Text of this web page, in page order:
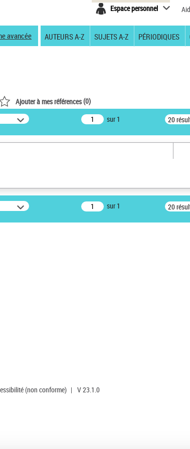
Espace personnel
avancée AUTEURS A-Z SUJETS A-Z PÉRIODIQUES
Ajouter à mes références(0)
sur 1 20
sur 1 20
(non conforme) | V 23.1.0